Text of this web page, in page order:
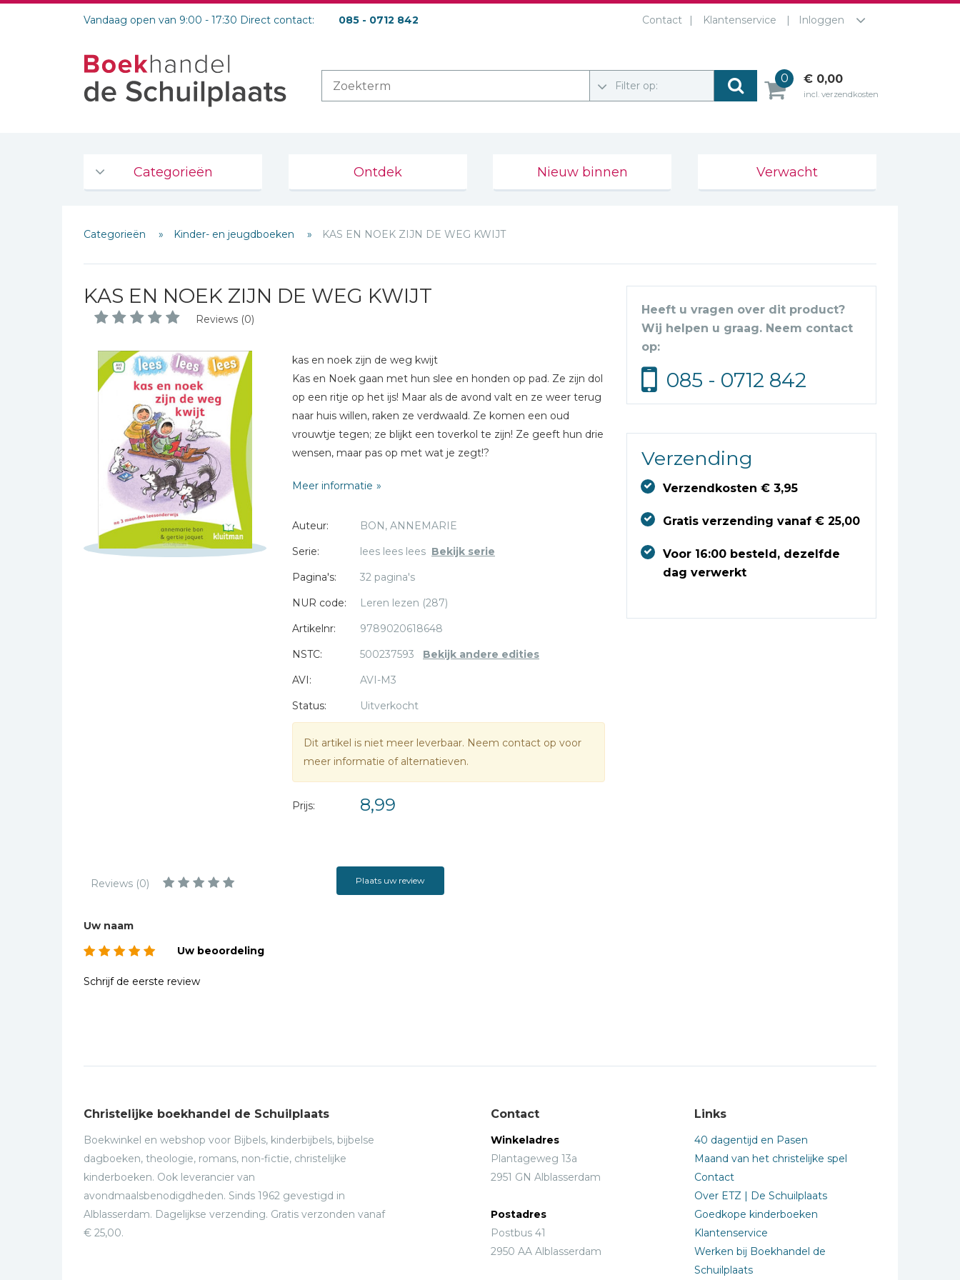
Vandaag open van 9:00 - 17:30 Direct contact: 085 - 0712 842 Contact Klantenservice Inloggen
Filter op:
0 € 0,00
incl. verzendkosten
Categorieën
De Bijbel
Bijbelse Dagboeken 2026
Bijbelstudie groepen
Bijbelstudie
Geloof, duurzaamheid
en mileu
Benodigdheden voor
kerken
Christelijke spellen
Christelijke stripboeken
Eten en koken
Evangelisatiemateriaal
Geschiedenis
Wenskaarten
Ontdek Nieuw binnen Verwacht
Categorieën Kinder- en jeugdboeken KAS EN NOEK ZIJN DE WEG KWIJT
KAS EN NOEK ZIJN DE WEG KWIJT
Reviews (0)
kas en noek zijn de weg kwijt
Kas en Noek gaan met hun slee en honden op pad. Ze zijn dol
op een ritje op het ijs! Maar als de avond valt en ze weer terug
naar huis willen, raken ze verdwaald. Ze komen een oud
vrouwtje tegen; ze blijkt een toverkol te zijn! Ze geeft hun drie
wensen, maar pas op met wat je zegt!?
Meer informatie
Auteur:
BON, ANNEMARIE
Serie:
lees lees lees Bekijk serie
Pagina's:
32 pagina's
NUR code:
Leren lezen (287)
Artikelnr:
9789020618648
NSTC:
500237593 Bekijk andere edities
AVI:
AVI-M3
Status:
Uitverkocht
Dit artikel is niet meer leverbaar. Neem contact op voor
meer informatie of alternatieven.
Prijs: 8,99
Heeft u vragen over dit product?
Wij helpen u graag. Neem contact
op:
085 - 0712 842
Verzending
Verzendkosten € 3,95
Gratis verzending vanaf € 25,00
Voor 16:00 besteld, dezelfde
dag verwerkt
Reviews (0) Plaats uw review
Schrijf hieronder je review!
Sterren
Naam *
E-mail *
Titel *
Uw naam
Uw beoordeling
Schrijf de eerste review
Christelijke boekhandel de Schuilplaats
Boekwinkel en webshop voor Bijbels, kinderbijbels, bijbelse
dagboeken, theologie, romans, non-fictie, christelijke
kinderboeken. Ook leverancier van
avondmaalsbenodigdheden. Sinds 1962 gevestigd in
Alblasserdam. Dagelijkse verzending. Gratis verzonden vanaf
€ 25,00.
Contact
Winkeladres
Plantageweg 13a
2951 GN Alblasserdam
Postadres
Postbus 41
2950 AA Alblasserdam
Links
40 dagentijd en Pasen
Maand van het christelijke spel
Contact
Over ETZ | De Schuilplaats
Goedkope kinderboeken
Klantenservice
Werken bij Boekhandel de
Schuilplaats